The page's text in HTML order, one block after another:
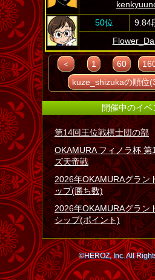
50位
9.84
＜ 1 60
kuze_shizukaの順位
開催中のイベ
第14回王位戦棋士団の部
OKAMURA フィノラ杯
ズ天帝戦
2026年OKAMURAグラン
ップ(勝ち数)
2026年OKAMURAグラン
シップ(ポイント)
©HEROZ, Inc. All